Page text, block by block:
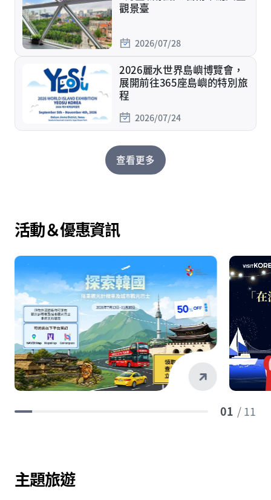
觀景臺
2026/07/28
2026麗水世界島嶼博覽會，
展開前往365座島嶼的特別旅
程
2026/07/24
查看更多
活動＆優惠資訊
01 / 11
主題旅遊